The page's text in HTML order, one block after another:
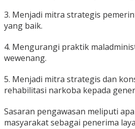
3. Menjadi mitra strategis
yang baik.
4. Mengurangi praktik
wewenang.
5. Menjadi mitra strategis dan
rehabilitasi narkoba kepada
Sasaran pengawasan meliputi
masyarakat sebagai penerima